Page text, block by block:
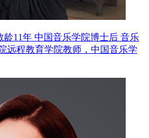
龄11年 中国音乐学院博士后 音乐
远程教育学院教师，中国音乐学